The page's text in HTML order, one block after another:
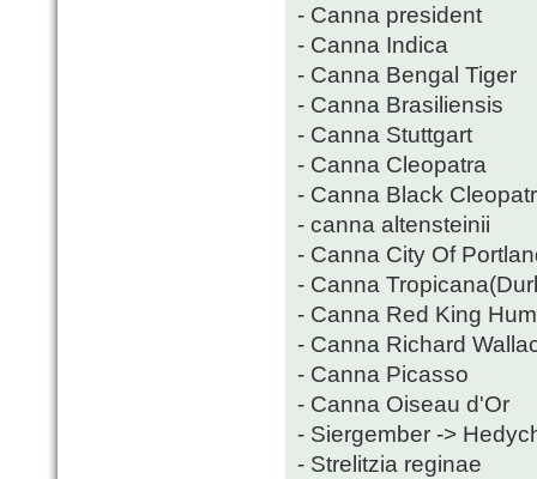
- Canna president
- Canna Indica
- Canna Bengal Tiger
- Canna Brasiliensis
- Canna Stuttgart
- Canna Cleopatra
- Canna Black
- canna altensteinii
- Canna City Of
- Canna
- Canna Red King
- Canna Richard
- Canna Picasso
- Canna Oiseau d'Or
- Siergember ->
- Strelitzia reginae